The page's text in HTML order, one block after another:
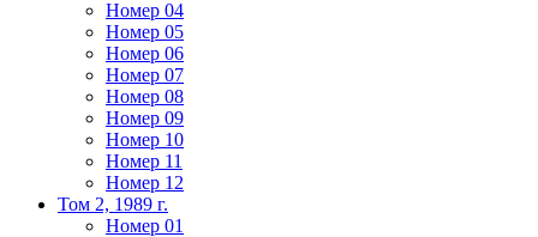
Номер 04
Номер 05
Номер 06
Номер 07
Номер 08
Номер 09
Номер 10
Номер 11
Номер 12
Том 2, 1989 г.
Номер 01